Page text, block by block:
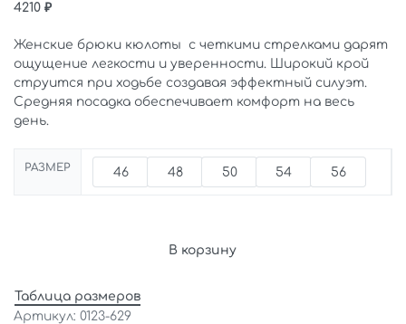
4210 ₽
Женские брюки кюлоты с четкими стрелками дарят
ощущение легкости и уверенности. Широкий крой
струится при ходьбе создавая эффектный силуэт.
Средняя посадка обеспечивает комфорт на весь
день.
РАЗМЕР 46 48 50 54 56
В корзину
Таблица размеров
0123-629